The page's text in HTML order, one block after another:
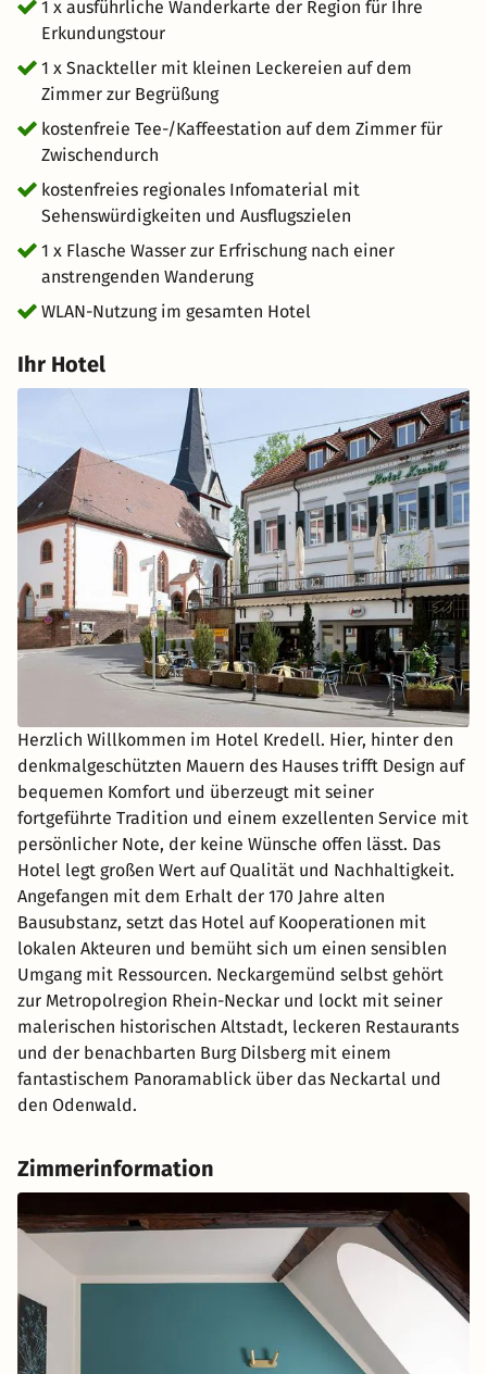
Sinsheim.
1 x ausführliche Wanderkarte der Region für Ihre
Erkundungstour
1 x Snackteller mit kleinen Leckereien auf dem
Zimmer zur Begrüßung
kostenfreie Tee-/Kaffeestation auf dem Zimmer für
Zwischendurch
kostenfreies regionales Infomaterial mit
Sehenswürdigkeiten und Ausflugszielen
1 x Flasche Wasser zur Erfrischung nach einer
anstrengenden Wanderung
WLAN-Nutzung im gesamten Hotel
Ihr Hotel
Herzlich Willkommen im Hotel Kredell. Hier, hinter den
denkmalgeschützten Mauern des Hauses trifft Design auf
bequemen Komfort und überzeugt mit seiner
fortgeführte Tradition und einem exzellenten Service mit
persönlicher Note, der keine Wünsche offen lässt. Das
Hotel legt großen Wert auf Qualität und Nachhaltigkeit.
Angefangen mit dem Erhalt der 170 Jahre alten
Bausubstanz, setzt das Hotel auf Kooperationen mit
lokalen Akteuren und bemüht sich um einen sensiblen
Umgang mit Ressourcen. Neckargemünd selbst gehört
zur Metropolregion Rhein-Neckar und lockt mit seiner
malerischen historischen Altstadt, leckeren Restaurants
und der benachbarten Burg Dilsberg mit einem
fantastischem Panoramablick über das Neckartal und
den Odenwald.
Zimmerinformation